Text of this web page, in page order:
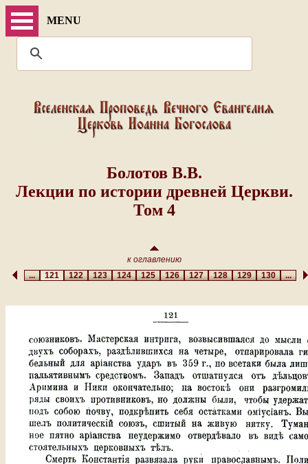
MENU
Болотов В.В.
Лекции по истории древней Церкви.
Том 4
к оглавлению
... 121 122123124125126127128129130...